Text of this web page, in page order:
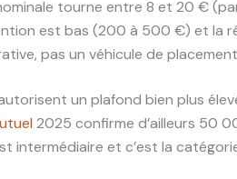
tourne entre 8 et 20 €
est bas (200 à 500 €) et la
pas un véhicule de
un plafond bien plus
2025 confirme d’ailleurs 50
intermédiaire et c’est la